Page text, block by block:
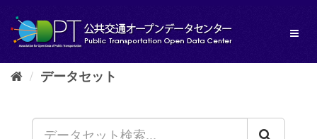
し
データセット